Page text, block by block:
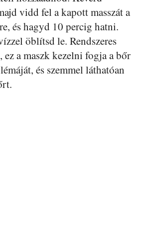
vidd fel a kapott masszát a
és hagyd 10 percig hatni.
öblítsd le. Rendszeres
ez a maszk kezelni fogja a bőr
és szemmel láthatóan